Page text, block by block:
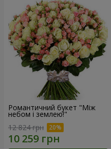
Романтичний букет "Між
небом і землею!"
12 824 грн